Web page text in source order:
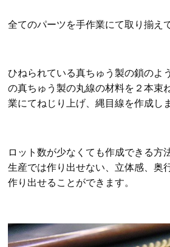
全てのパーツを手作業にて取り揃え
ひねられている真ちゅう製の鎖のよ
の真ちゅう製の丸線の材料を２本束
業にてねじり上げ、縄目線を作成し
ロット数が少なくても作成できる方
生産では作り出せない、立体感、奥
作り出せることができます。